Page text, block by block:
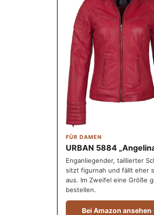
FÜR DAMEN
URBAN 5884
Enganliegender, taillierter
sitzt figurnah und fällt eher
aus. Im Zweifel eine Größe
bestellen.
Bei Amazon ansehen